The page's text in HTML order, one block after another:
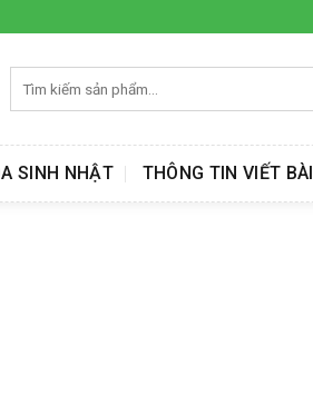
kiếm:
SINH NHẬT THÔNG TIN VIẾT BÀI